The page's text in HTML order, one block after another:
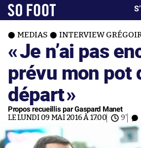
MEDIAS INTERVIEW
«Je n’ai pas
prévu mon pot
départ»
Propos recueillis par Gaspard Manet
LE LUNDI 09 MAI 2016 À 17:00 9'